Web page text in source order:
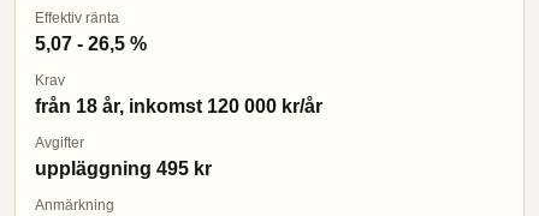
Effektiv ränta
5,07 - 26,5 %
Krav
från 18 år, inkomst 120 000 kr/år
Avgifter
uppläggning 495 kr
Anmärkning